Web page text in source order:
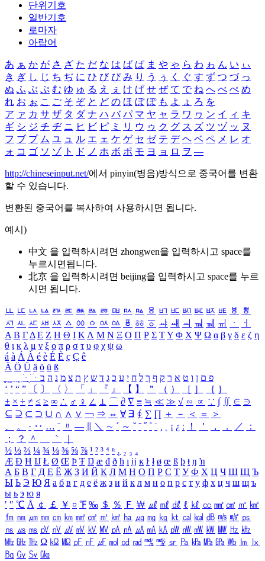
단위기호
일반기호
로마자
아랍어
あ ぁ か が さ ざ た だ な は ば ぱ ま や ゃ ら わ ゎ ん い ぃ
き ぎ し じ ち ぢ に ひ び ぴ み り う ぅ く ぐ す ず つ づ っ
ぬ ふ ぶ ぷ む ゆ ゅ る え ぇ け げ せ ぜ て で ね へ べ ぺ め
れ お ぉ こ ご そ ぞ と ど の ほ ぼ ぽ も よ ょ ろ を
ア ァ カ サ ザ タ ダ ナ ハ バ パ マ ヤ ャ ラ ワ ヮ ン イ ィ キ
ギ シ ジ チ ヂ ニ ヒ ビ ピ ミ リ ウ ゥ ク グ ス ズ ツ ヅ ッ ヌ
フ ブ プ ム ユ ュ ル エ ェ ケ ゲ セ ゼ テ デ ヘ ベ ペ メ レ オ
ォ コ ゴ ソ ゾ ト ド ノ ホ ボ ポ モ ヨ ョ ロ ヲ ―
http://chineseinput.net/에서 pinyin(병음)방식으로 중국어를 변환
할 수 있습니다.
변환된 중국어를 복사하여 사용하시면 됩니다.
예시)
中文 을 입력하시려면 zhongwen을 입력하시고 space를
누르시면됩니다.
北京 을 입력하시려면 beijing을 입력하시고 space를 누르
시면 됩니다.
ㅥ ㅦ ㅧ ㅨ ㅩ ㅪ ㅫ ㅬ ㅭ ㅮ ㅯ ㅰ ㅱ ㅲ ㅳ ㅴ ㅵ ㅶ ㅷ ㅸ
ㅹ
ㅺ ㅻ ㅼ ㅽ ㅾ ㅿ ㆀ ㆁ ㆂ ㆃ ㆄ ㆅ ㆆ ㆇ ㆈ ㆉ ㆊ ㆋ ㆌ ㆍ
ㆎ
Α Β ΓΔ Ε Ζ Η Θ Ι ΚΛ Μ Ν Ξ Ο Π Ρ Σ ΤΥ Φ Χ Ψ Ω α β γ δ ε ζ η
θ ι κ λ μ ν ξ ο π ρ σ τ υ φ χ ψ ω
á à Á À é è É È ç Ç ê
Ä Ö Ü ä ö ü ß
ִֶֹ ֻּ ׁׂ פ ם ן ו ט א ר ק ף ך ל ח י ע כ ג ד ש ץ ת צ מ נ ה ב
‘ ’ “ ” 〔 〕 〈 〉 「 」 『 』 【 】 ＂ （ ） ［ ］ ｛ ｝
± × ÷ ≠ ≤ ≥ ∞ ∴ ♂ ♀ ∠ ⊥ ⌒ ∂ ∇ ≡ ≒ ≪ ≫ √ ∽ ∝ ∵ ∫ ∬ ∈ ∋
⊆ ⊇ ⊂ ⊃ ∪ ∩ ∧ ∨ ￢ ⇒ ⇔ ∀ ∃ ∮ ∑ ∏ ＋ － ＜ ＝
＞
、
。 · ‥ … ¨ 〃 ― ＼ ∼ ´ ～ ˇ ˘ ˝ ˚ ˙ ¸ ¡ ¿ ː ！ ＇ ， ． ／
：
；
？ ＾ ｀
½ ⅓ ⅔ ¼ ¾ ⅛ ⅜ ⅝ ⅞ ¹ ² ³ ⁴ ⁿ ₁ ₂ ₃ ₄
Æ Ð Ħ Ĳ Ł Ø Œ Þ Ŧ Ŋ æ đ ð ħ ı ĳ ĸ ŀ ł ø œ ß þ ŧ ŋ ŉ
А Б В Г Д Е Ё Ж З И Й К Л М Н О П Р С Т У Ф Х Ц Ч Ш Щ Ъ
Ы Ь Э Ю Я а б в г д е ё ж з и й к л м н о п р с т у ф х ц ч ш щ ъ
ы ь э ю я
′ ″ ℃ Å ￠ ￡ ￥ ¤ ℉ ‰ ＄ ％ Ｆ ￦ ㎕ ㎖ ㎗ ℓ ㎘ ㏄ ㎣ ㎤ ㎥ ㎦
㎙ ㎚ ㎛ ㎜ ㎝ ㎞ ㎟ ㎠ ㎡ ㎢ ㏊ ㎍ ㎎ ㎏ ㏏ ㎈ ㎉ ㏈ ㎧ ㎨ ㎰
㎱ ㎲ ㎳ ㎴ ㎵ ㎶ ㎷ ㎸ ㎹ ㎀ ㎁ ㎂ ㎃ ㎄ ㎺ ㎻ ㎽ ㎾ ㎿ ㎐ ㎑
㎒ ㎓ ㎔ Ω ㏀ ㏁ ㎊ ㎋ ㎌ ㏖ ㏅ ㎭ ㎮ ㎯ ㏛ ㎩ ㎪ ㎫ ㎬ ㏝ ㏐
㏓
㏃ ㏉ ㏜ ㏆